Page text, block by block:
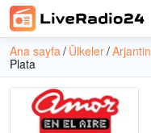
Ana sayfa Ülkeler Arjantin
Plata